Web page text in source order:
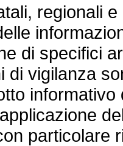
regionali
di specifici
di vigilanza
particolare